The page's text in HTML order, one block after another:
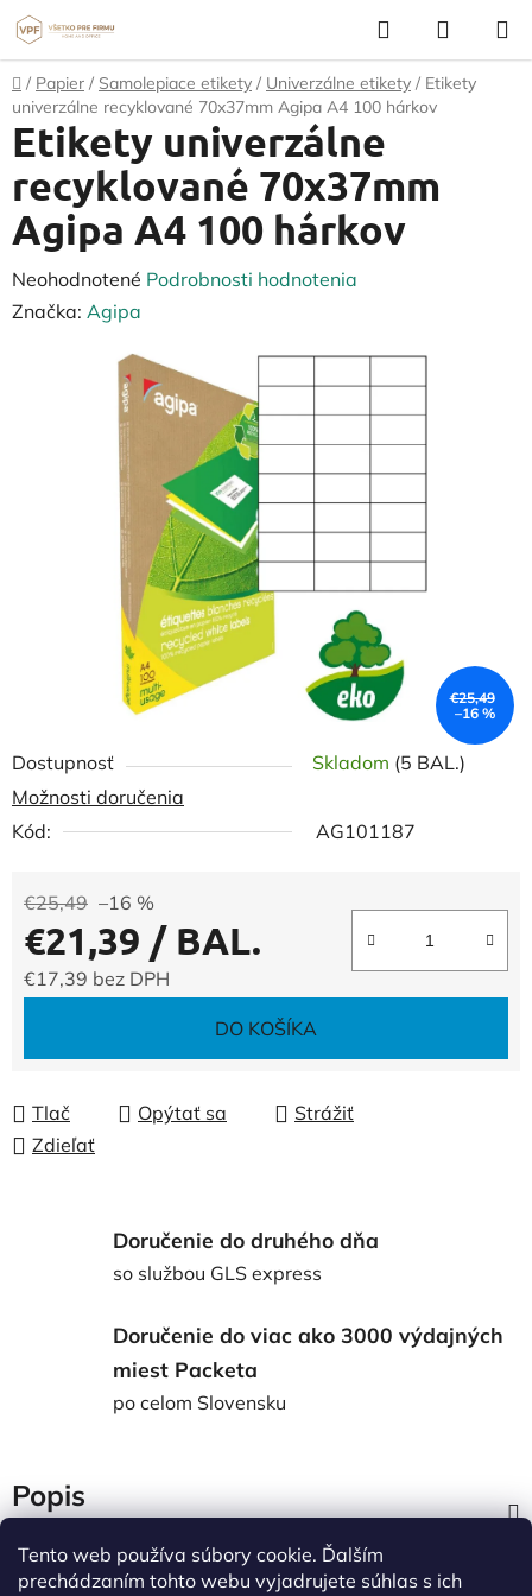
Tento web používa súbory cookie. Ďalším
prechádzaním tohto webu vyjadrujete súhlas s ich
Prejsť
na
obsah
Hľadať
KOŠÍK
Domov
/ Papier / Samolepiace etikety / Univerzálne etikety / Etikety
univerzálne recyklované 70x37mm Agipa A4 100 hárkov
Dostupnosť Skladom (5 BAL.)
Možnosti doručenia
Kód:
AG101187
€25,49 –16 %
€21,39 / BAL.
€17,39 bez DPH
DO KOŠÍKA
Tlač Opýtať sa
Strážiť
Zdieľať
Etikety univerzálne
recyklované 70x37mm
Agipa A4 100 hárkov
Priemerné
hodnotenie
Neohodnotené Podrobnosti hodnotenia
Značka: Agipa
€25,49
–16 %
Doručenie do druhého dňa
so službou GLS express
Doručenie do viac ako 3000 výdajných
miest Packeta
po celom Slovensku
Popis
Diskusia